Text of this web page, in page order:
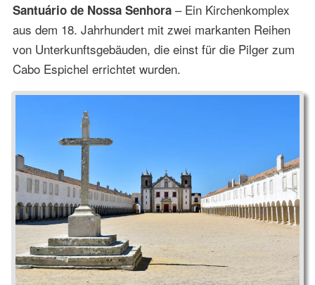
Santuário de Nossa Senhora– Ein Kirchenkomplex
aus dem 18. Jahrhundert mit zwei markanten Reihen
von Unterkunftsgebäuden, die einst für die Pilger zum
Cabo Espichel errichtet wurden.